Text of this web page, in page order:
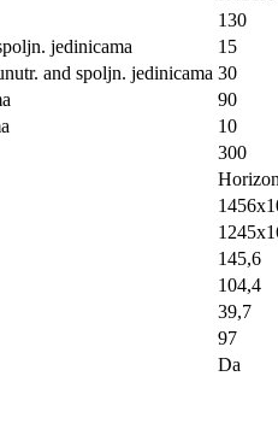
130
jedinicama
15
and spoljn. jedinicama 30
90
10
300
145,6
104,4
39,7
97
Da